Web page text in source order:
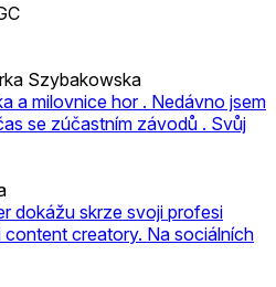
Szybakowska
a milovnice hor . Nedávno jsem
se zúčastním závodů . Svůj
dokážu skrze svoji profesi
creatory. Na sociálních